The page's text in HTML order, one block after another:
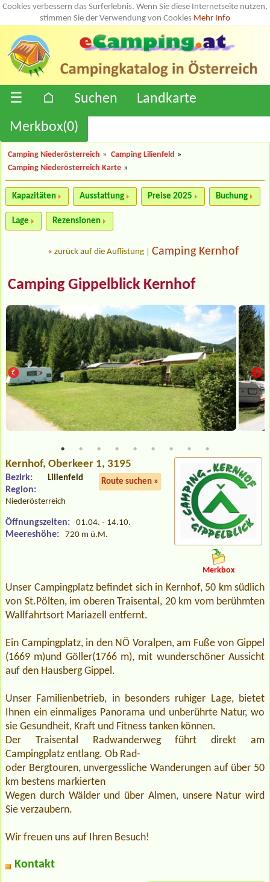
Cookies verbessern das Surferlebnis. Wenn Sie diese Internetseite nutzen,
stimmen Sie der Verwendung von Cookies Mehr Info
☰ ⌂ Suchen
Landkarte
Merkbox(0)
Camping Niederösterreich » Camping Lilienfeld
»
Camping Niederösterreich Karte »
Kapazitäten Ausstattung Preise 2025 Buchung
Lage Rezensionen
« zurück auf die Auflistung Camping Kernhof
Camping Gippelblick Kernhof
Kernhof, Oberkeer 1, 3195
Route suchen »
Bezirk: Lilienfeld
Region:
Niederösterreich
Öffnungszeiten: 01.04. - 14.10.
Meereshöhe: 720 m ü.M.
Merkbox
Unser Campingplatz befindet sich in Kernhof, 50 km südlich
von St.Pölten, im oberen Traisental, 20 km vom berühmten
Wallfahrtsort Mariazell entfernt.
Ein Campingplatz, in den NÖ Voralpen, am Fuße von Gippel
(1669 m)und Göller(1766 m), mit wunderschöner Aussicht
auf den Hausberg Gippel.
Unser Familienbetrieb, in besonders ruhiger Lage, bietet
Ihnen ein einmaliges Panorama und unberührte Natur, wo
sie Gesundheit, Kraft und Fitness tanken können.
Der Traisental Radwanderweg führt direkt am
Campingplatz entlang. Ob Rad-
oder Bergtouren, unvergessliche Wanderungen auf über 50
km bestens markierten
Wegen durch Wälder und über Almen, unsere Natur wird
Sie verzaubern.
Wir freuen uns auf Ihren Besuch!
Kontakt